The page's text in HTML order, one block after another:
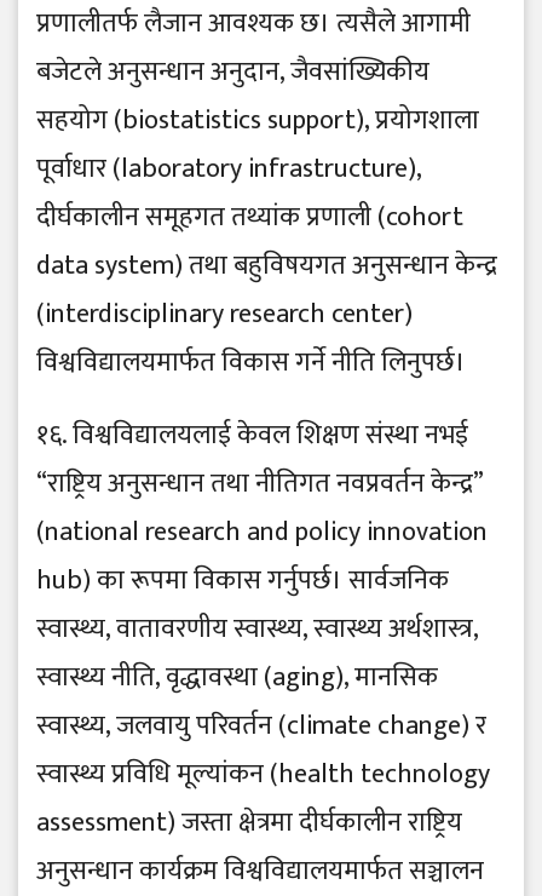
प्रणालीतर्फ लैजान आवश्यक छ। त्यसैले आगामी
बजेटले अनुसन्धान अनुदान, जैवसांख्यिकीय
सहयोग (biostatistics support), प्रयोगशाला
पूर्वाधार (laboratory infrastructure),
दीर्घकालीन समूहगत तथ्यांक प्रणाली (cohort
data system) तथा बहुविषयगत अनुसन्धान केन्द्र
(interdisciplinary research center)
विश्वविद्यालयमार्फत विकास गर्ने नीति लिनुपर्छ।
१६. विश्वविद्यालयलाई केवल शिक्षण संस्था नभई
“राष्ट्रिय अनुसन्धान तथा नीतिगत नवप्रवर्तन केन्द्र”
(national research and policy innovation
hub) का रूपमा विकास गर्नुपर्छ। सार्वजनिक
स्वास्थ्य, वातावरणीय स्वास्थ्य, स्वास्थ्य अर्थशास्त्र,
स्वास्थ्य नीति, वृद्धावस्था (aging), मानसिक
स्वास्थ्य, जलवायु परिवर्तन (climate change) र
स्वास्थ्य प्रविधि मूल्यांकन (health technology
assessment) जस्ता क्षेत्रमा दीर्घकालीन राष्ट्रिय
अनुसन्धान कार्यक्रम विश्वविद्यालयमार्फत सञ्चालन